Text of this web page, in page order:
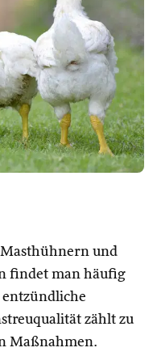
und
findet man häufig
zählt zu
Maßnahmen.